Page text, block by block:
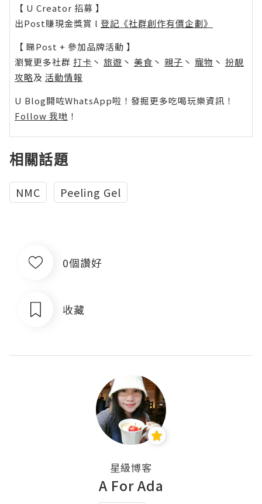
【 U Creator 招募 】
出Post賺現金獎賞 l 登記《社群創作有價企劃》
【 睇Post + 參加品牌活動 】
瀏覽更多社群 打卡 丶 旅遊 丶 美食 丶 親子 丶 寵物 丶 扮靚
攻略及 活動情報
U Blog開咗WhatsApp啦！發掘更多吃喝玩樂資訊！
Follow 我哋 ！
相關話題
NMC Peeling Gel
0個讚好
收藏
星級博客
A For Ada